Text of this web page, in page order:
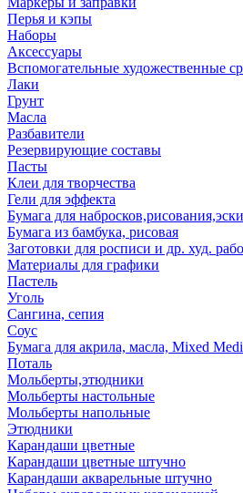
Перья и кэпы
Наборы
Аксессуары
Вспомогательные художественные
Лаки
Грунт
Масла
Разбавители
Резервирующие составы
Пасты
Клеи для творчества
Гели для эффекта
Бумага для
Бумага из бамбука, рисовая
Заготовки для росписи и др. худ.
Материалы для графики
Пастель
Уголь
Сангина, сепия
Соус
Бумага для акрила, масла, Mixed
Поталь
Мольберты,этюдники
Мольберты настольные
Мольберты напольные
Этюдники
Карандаши цветные
Карандаши цветные штучно
Карандаши акварельные штучно